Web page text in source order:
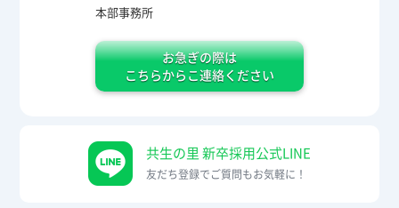
本部事務所
お急ぎの際は
こちらからこ連絡ください
共生の里 新卒採用公式LINE
友だち登録でご質問もお気軽に！